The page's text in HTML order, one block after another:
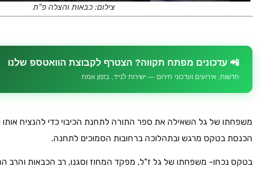
צילום: כבאות והצלה פ"ת
📲 עדכונים מפתח תקווה? הצטרף לקבוצת הוואטספ שלנו
חדשות, אירועים ועדכוני חירום — ישירות לנייד, בזמן אמת
משפחתו של גל השאילה את ספר התורה לתחנת הכיבוי כדי להנציח אותו
הכנסת בטקס מרגש ובתהלוכה ברחובות הסמוכים לתחנה.
בטקס נכחו- משפחתו של גל ז"ל, מפקד המחוז וסגנו, רב הכבאות והרב